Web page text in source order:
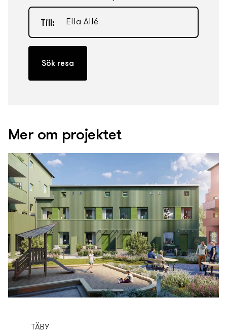
Till:
Mer om projektet
TÄBY